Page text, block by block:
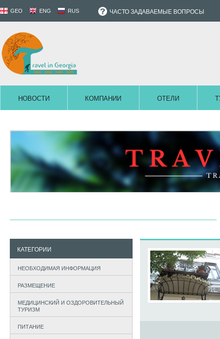
GEO ENG RUS ЧАСТО ЗАДАВАЕМЫЕ ВОПРОСЫ
НОВОСТИ КОМПАНИИ ОТЕЛИ
КАТЕГОРИИ
НЕОБХОДИМАЯ ИНФОРМАЦИЯ
РАЗМЕЩЕНИЕ
МЕДИЦИНСКИЙ И ОЗДОРОВИТЕЛЬНЫЙ
ТУРИЗМ
ПИТАНИЕ